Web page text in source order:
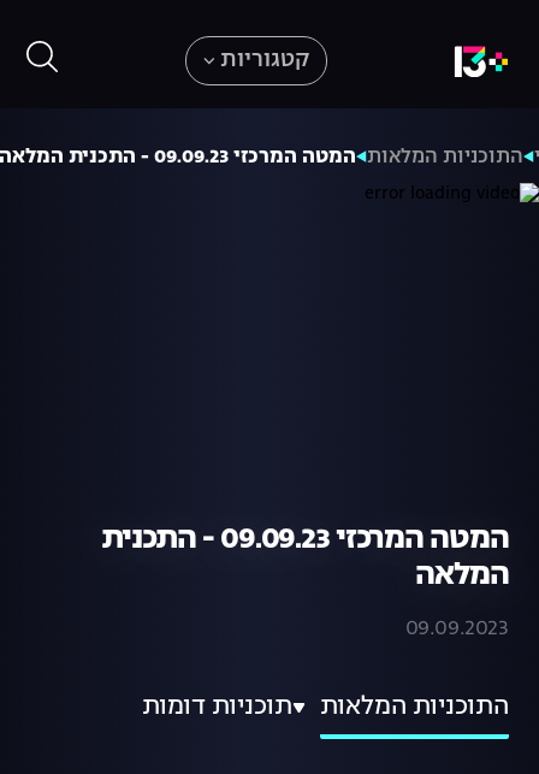
קטגוריות
התוכניות המלאות המטה המרכזי 09.09.23 - התכנית המלאה
המטה המרכזי 09.09.23 - התכנית
המלאה
09.09.2023
התוכניות המלאות תוכניות דומות